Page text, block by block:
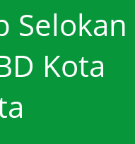
Selokan
Kota